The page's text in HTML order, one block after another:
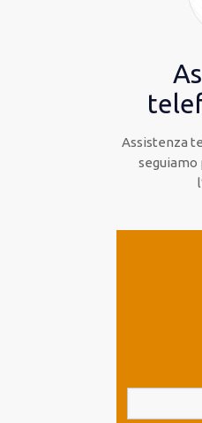
Assistenza
seguiamo